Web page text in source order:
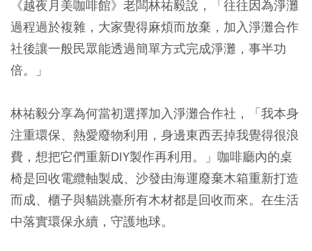
《越夜月美咖啡館》老闆林祐毅說，「往往因為淨灘
過程過於複雜，大家覺得麻煩而放棄，加入淨灘合作
社後讓一般民眾能透過簡單方式完成淨灘，事半功
倍。」
林祐毅分享為何當初選擇加入淨灘合作社，「我本身
注重環保、熱愛廢物利用，身邊東西丟掉我覺得很浪
費，想把它們重新DIY製作再利用。」咖啡廳內的桌
椅是回收電纜軸製成、沙發由海運廢棄木箱重新打造
而成、櫃子與貓跳臺所有木材都是回收而來。在生活
中落實環保永續，守護地球。